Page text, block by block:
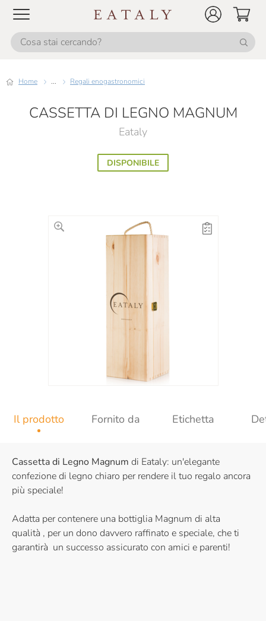
Home ... Regali enogastronomici
CASSETTA DI LEGNO MAGNUM
Eataly
DISPONIBILE
Il prodotto Fornito da Etichetta
Cassetta di Legno Magnum di Eataly: un'elegante
confezione di legno chiaro per rendere il tuo regalo ancora
più speciale!
Adatta per contenere una bottiglia Magnum di alta
qualità , per un dono davvero raffinato e speciale, che ti
garantirà un successo assicurato con amici e parenti!